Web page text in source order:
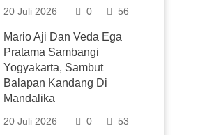
20 Juli 2026 0 56
Mario Aji Dan Veda Ega
Pratama Sambangi
Yogyakarta, Sambut
Balapan Kandang Di
Mandalika
20 Juli 2026 0 53